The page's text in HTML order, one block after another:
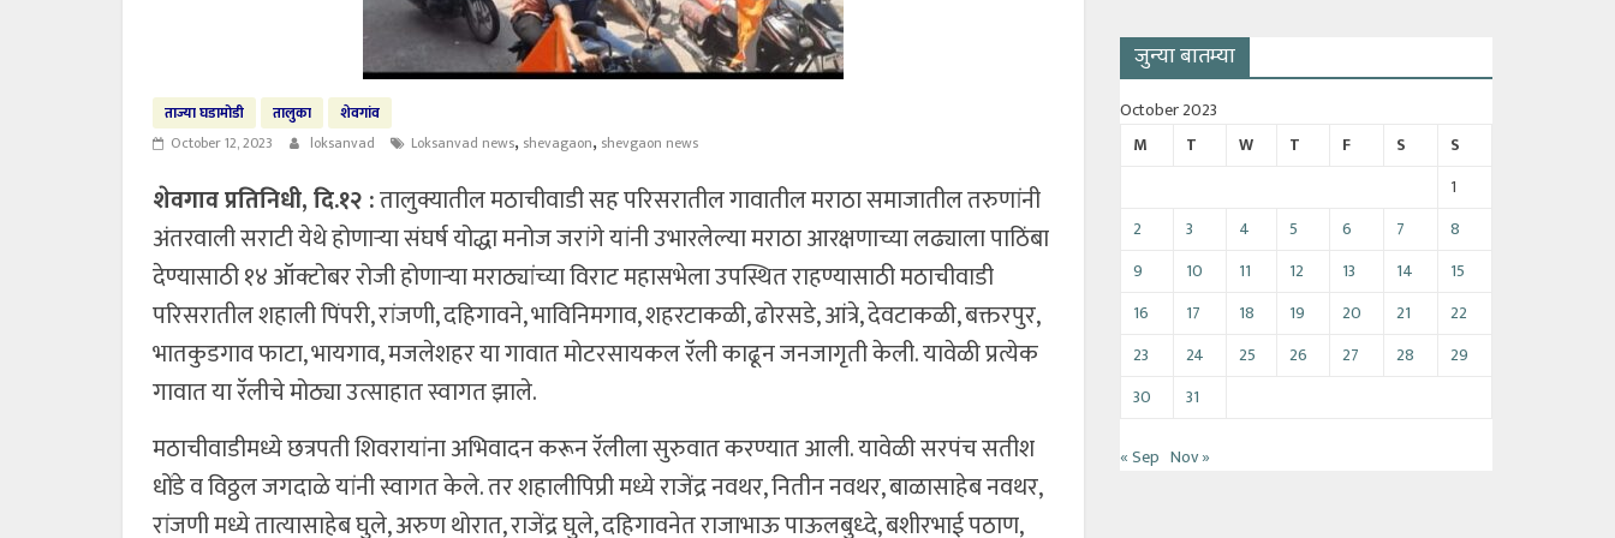
ताज्या घडामोडी तालुका
शेवगांव
October 12, 2023
loksanvad Loksanvad news, shevagaon, shevgaon news
शेवगाव प्रतिनिधी, दि.१२ :तालुक्यातील मठाचीवाडी सह परिसरातील गावातील मराठा समाजातील तरुणांनी
अंतरवाली सराटी येथे होणाऱ्या संघर्ष योद्धा मनोज जरांगे यांनी उभारलेल्या मराठा आरक्षणाच्या लढ्याला पाठिंबा
देण्यासाठी १४ ऑक्टोबर रोजी होणाऱ्या मराठ्यांच्या विराट महासभेला उपस्थित राहण्यासाठी मठाचीवाडी
परिसरातील शहाली पिंपरी, रांजणी, दहिगावने, भाविनिमगाव, शहरटाकळी, ढोरसडे, आंत्रे, देवटाकळी, बक्तरपुर,
भातकुडगाव फाटा, भायगाव, मजलेशहर या गावात मोटरसायकल रॅली काढून जनजागृती केली. यावेळी प्रत्येक
गावात या रॅलीचे मोठ्या उत्साहात स्वागत झाले.
मठाचीवाडीमध्ये छत्रपती शिवरायांना अभिवादन करून रॅलीला सुरुवात करण्यात आली. यावेळी सरपंच सतीश
धोंडे व विठ्ठल जगदाळे यांनी स्वागत केले. तर शहालीपिप्री मध्ये राजेंद्र नवथर, नितीन नवथर, बाळासाहेब नवथर,
रांजणी मध्ये तात्यासाहेब घुले, अरुण थोरात, राजेंद्र घुले, दहिगावनेत राजाभाऊ पाऊलबुध्दे, बशीरभाई पठाण,
जुन्या बातम्या
October 2023
M
T W T F S
S
1
2
3 4 5 6 7
8
9
10 11 12 13 14
15
16
17 18 19 20 21
22
23
24 25 26 27 28
29
30
31
« Sep Nov »